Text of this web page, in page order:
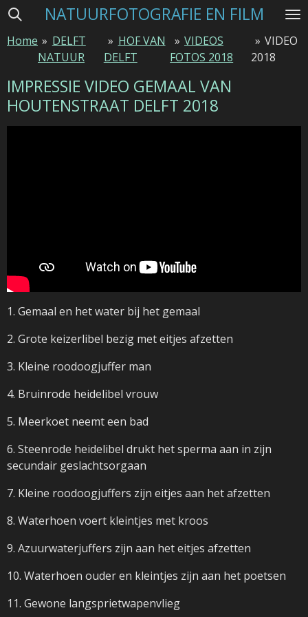
Ga
naar
hoofdinhoud
NATUURFOTOGRAFIE EN FILM
Home » DELFT
NATUUR
» HOF VAN
DELFT
» VIDEOS
FOTOS 2018
» VIDEO
2018
IMPRESSIE VIDEO GEMAAL VAN
HOUTENSTRAAT DELFT 2018
1. Gemaal en het water bij het gemaal
2. Grote keizerlibel bezig met eitjes afzetten
3. Kleine roodoogjuffer man
4. Bruinrode heidelibel vrouw
5. Meerkoet neemt een bad
6. Steenrode heidelibel drukt het sperma aan in zijn
secundair geslachtsorgaan
7. Kleine roodoogjuffers zijn eitjes aan het afzetten
8. Waterhoen voert kleintjes met kroos
9. Azuurwaterjuffers zijn aan het eitjes afzetten
10. Waterhoen ouder en kleintjes zijn aan het poetsen
11. Gewone langsprietwapenvlieg